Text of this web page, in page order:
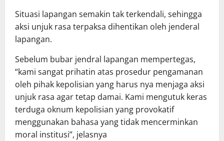
Situasi lapangan semakin tak terkendali, sehingga
aksi unjuk rasa terpaksa dihentikan oleh jenderal
lapangan.
Sebelum bubar jendral lapangan mempertegas,
“kami sangat prihatin atas prosedur pengamanan
oleh pihak kepolisian yang harus nya menjaga aksi
unjuk rasa agar tetap damai. Kami mengutuk keras
terduga oknum kepolisian yang provokatif
menggunakan bahasa yang tidak mencerminkan
moral institusi”, jelasnya